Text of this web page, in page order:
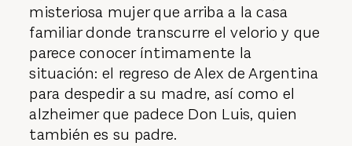
misteriosa mujer que arriba a la casa
familiar donde transcurre el velorio y que
parece conocer íntimamente la
situación: el regreso de Alex de Argentina
para despedir a su madre, así como el
alzheimer que padece Don Luis, quien
también es su padre.